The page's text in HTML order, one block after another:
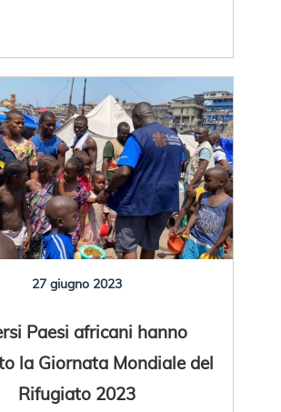
27 giugno 2023
Paesi africani hanno
la Giornata Mondiale del
Rifugiato 2023